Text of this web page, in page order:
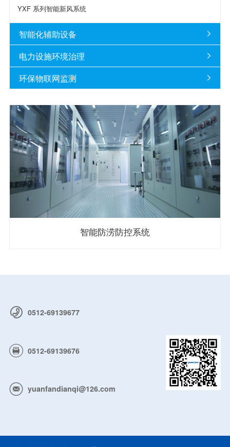
YXF 系列智能新风系统
智能化辅助设备 
电力设施环境治理 
环保物联网监测 
智能防涝防控系统
0512-69139677
0512-69139676
yuanfandianqi@126.com